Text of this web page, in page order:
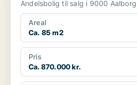
Andelsbolig til salg i 9000 Aalborg
Areal
Ca. 85 m2
Pris
Ca. 870.000 kr.